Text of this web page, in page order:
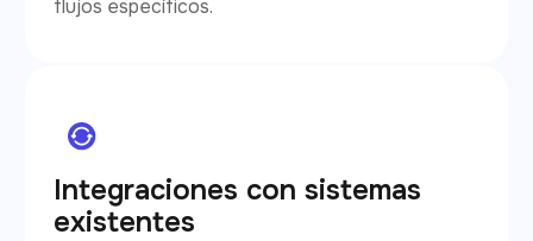
flujos específicos.
Integraciones con sistemas
existentes